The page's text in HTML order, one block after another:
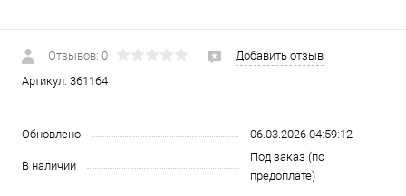
Отзывов: 0
Добавить отзыв
Артикул: 361164
Обновлено 06.03.2026 04:59:12
В наличии
Под заказ (по
предоплате)